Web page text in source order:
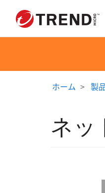
ホーム 製
ネッ